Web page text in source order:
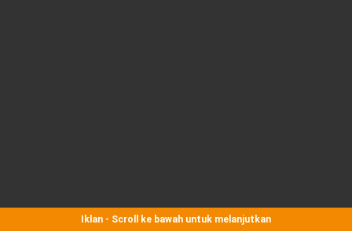
Iklan - Scroll ke bawah untuk melanjutkan